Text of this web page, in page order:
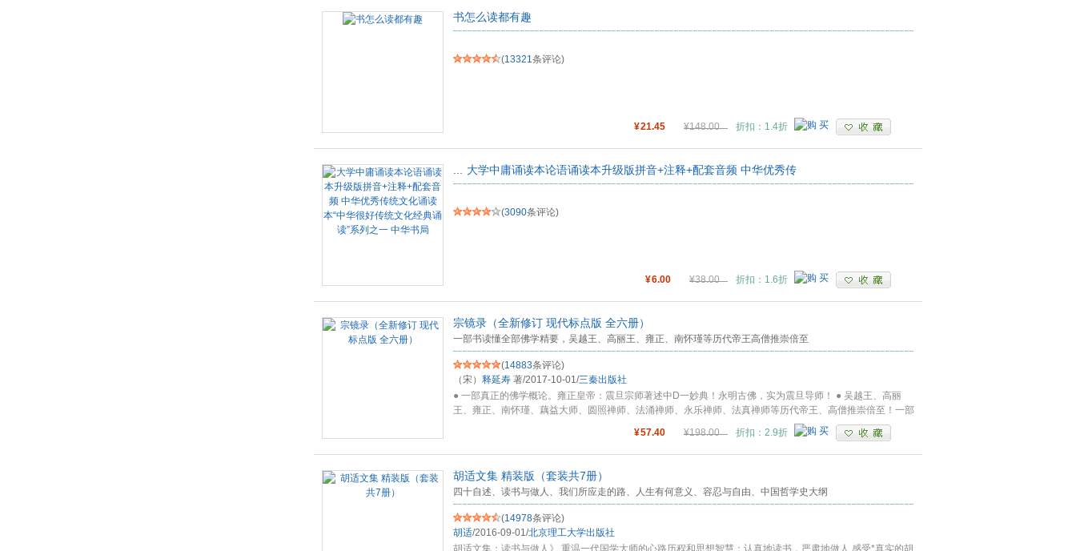
书怎么读都有趣
(13321条评论)
¥21.45 ¥148.00 折扣：1.4折
大学中庸诵读本论语诵读本升级版拼音+注释+配套音频 中华优秀传
(3090条评论)
¥6.00 ¥38.00 折扣：1.6折
宗镜录（全新修订 现代标点版 全六册）
一部书读懂全部佛学精要，吴越王、高丽王、雍正、南怀瑾等历代帝王高僧推崇倍至
(14883条评论)
（宋） 释延寿 著/2017-10-01/三秦出版社
● 一部真正的佛学概论。雍正皇帝：震旦宗师著述中D一妙典！永明古佛，实为震旦导师！ ● 吴越王、高丽
王、雍正、南怀瑾、藕益大师、圆照禅师、法涌禅师、永乐禅师、法真禅师等历代帝王、高僧推崇倍至！一部
¥57.40 ¥198.00 折扣：2.9折
胡适文集 精装版（套装共7册）
四十自述、读书与做人、我们所应走的路、人生有何意义、容忍与自由、中国哲学史大纲
(14978条评论)
胡适/2016-09-01/北京理工大学出版社
胡适文集：读书与做人》 重温一代国学大师的心路历程和思想智慧：认真地读书，严肃地做人 感受*真实的胡